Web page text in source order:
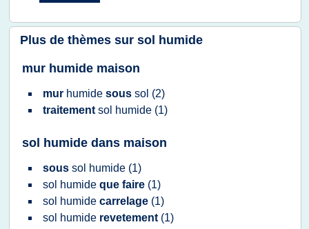
Plus de thèmes sur sol humide
mur humide maison
mur humide sous sol (2)
traitement sol humide (1)
sol humide dans maison
sous sol humide (1)
sol humide que faire (1)
sol humide carrelage (1)
sol humide revetement (1)